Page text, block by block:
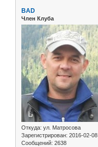
BAD
Член Клуба
Откуда: ул. Матросова
Зарегистрирован: 2016-02-08
Сообщений: 2638